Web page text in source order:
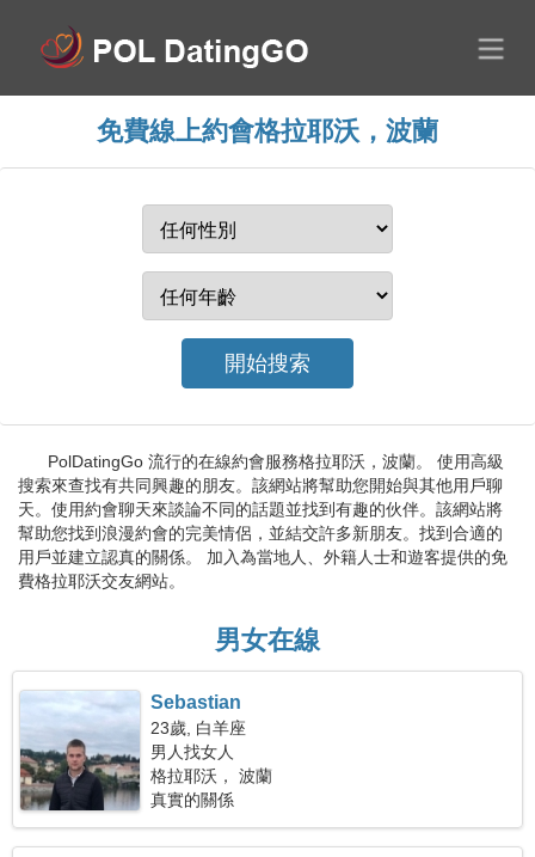
免費線上約會格拉耶沃，波蘭
PolDatingGo 流行的在線約會服務格拉耶沃，波蘭。 使用高級
搜索來查找有共同興趣的朋友。該網站將幫助您開始與其他用戶聊
天。使用約會聊天來談論不同的話題並找到有趣的伙伴。該網站將
幫助您找到浪漫約會的完美情侶，並結交許多新朋友。找到合適的
用戶並建立認真的關係。 加入為當地人、外籍人士和遊客提供的免
費格拉耶沃交友網站。
男女在線
Sebastian
23歲, 白羊座
男人找女人
格拉耶沃， 波蘭
真實的關係